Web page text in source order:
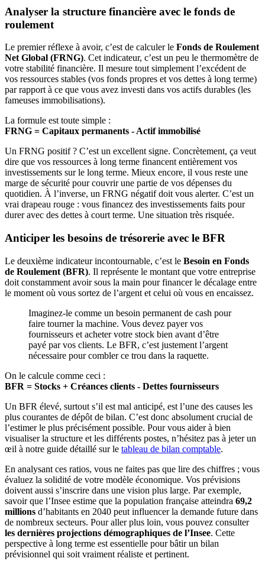
Analyser la structure financière avec le fonds de
roulement
Le premier réflexe à avoir, c’est de calculer le Fonds de Roulement
Net Global (FRNG). Cet indicateur, c’est un peu le thermomètre de
votre stabilité financière. Il mesure tout simplement l’excédent de
vos ressources stables (vos fonds propres et vos dettes à long terme)
par rapport à ce que vous avez investi dans vos actifs durables (les
fameuses immobilisations).
La formule est toute simple :
FRNG = Capitaux permanents - Actif immobilisé
Un FRNG positif ? C’est un excellent signe. Concrètement, ça veut
dire que vos ressources à long terme financent entièrement vos
investissements sur le long terme. Mieux encore, il vous reste une
marge de sécurité pour couvrir une partie de vos dépenses du
quotidien. À l’inverse, un FRNG négatif doit vous alerter. C’est un
vrai drapeau rouge : vous financez des investissements faits pour
durer avec des dettes à court terme. Une situation très risquée.
Anticiper les besoins de trésorerie avec le BFR
Le deuxième indicateur incontournable, c’est le Besoin en Fonds
de Roulement (BFR). Il représente le montant que votre entreprise
doit constamment avoir sous la main pour financer le décalage entre
le moment où vous sortez de l’argent et celui où vous en encaissez.
Imaginez-le comme un besoin permanent de cash pour
faire tourner la machine. Vous devez payer vos
fournisseurs et acheter votre stock bien avant d’être
payé par vos clients. Le BFR, c’est justement l’argent
nécessaire pour combler ce trou dans la raquette.
On le calcule comme ceci :
BFR = Stocks + Créances clients - Dettes fournisseurs
Un BFR élevé, surtout s’il est mal anticipé, est l’une des causes les
plus courantes de dépôt de bilan. C’est donc absolument crucial de
l’estimer le plus précisément possible. Pour vous aider à bien
visualiser la structure et les différents postes, n’hésitez pas à jeter un
œil à notre guide détaillé sur le tableau de bilan comptable.
En analysant ces ratios, vous ne faites pas que lire des chiffres ; vous
évaluez la solidité de votre modèle économique. Vos prévisions
doivent aussi s’inscrire dans une vision plus large. Par exemple,
savoir que l’Insee estime que la population française atteindra 69,2
millions d’habitants en 2040 peut influencer la demande future dans
de nombreux secteurs. Pour aller plus loin, vous pouvez consulter
les dernières projections démographiques de l’Insee. Cette
perspective à long terme est essentielle pour bâtir un bilan
prévisionnel qui soit vraiment réaliste et pertinent.